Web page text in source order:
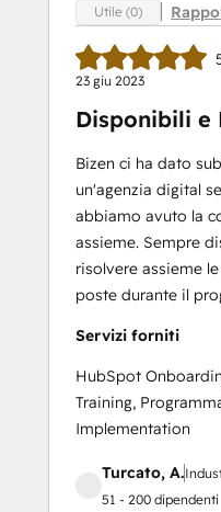
Utile (0)
23 giu 2023
Disponibili e
Bizen ci ha dato
un'agenzia digital
abbiamo avuto la
assieme. Sempre
risolvere assieme
poste durante il
Servizi forniti
HubSpot
Training,
Implementation
Turcato, A.
51 - 200 dipendenti